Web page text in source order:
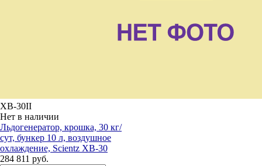
XB-30II
Нет в наличии
Льдогенератор, крошка, 30 кг/
сут, бункер 10 л, воздушное
охлаждение, Scientz XB-30
284 811 руб.